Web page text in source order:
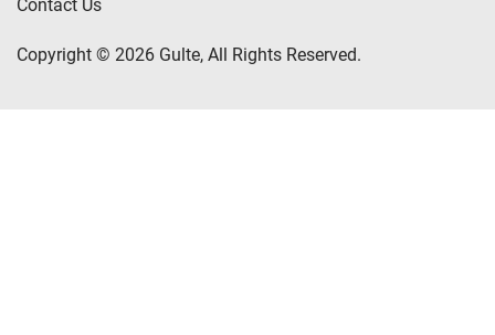
Contact Us
Copyright © 2026 Gulte, All Rights Reserved.